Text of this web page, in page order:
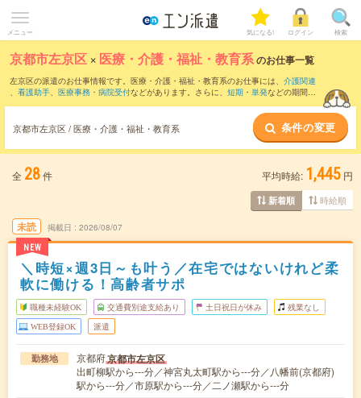
メニュー 気になる! ログイン 検索
京都市左京区 × 医療・介護・福祉・教育系のお仕事一覧
左京区の派遣のお仕事情報です。医療・介護・福祉・教育系のお仕事には、 介護関連
、 看護助手、 医療事務・病院受付などがあります。さらに、 短期 ・ 単発などの期間
京都市左京区 / 医療・介護・福祉・教育系 条件の変更
全 28件 平均時給: 1,445 円
新着順 時給順
未読
NEW
掲載日 2026/08/07
＼時短×週3日～も叶う／在宅ではないけれど柔
軟に働ける！高齢者サポ
職種未経験OK 交通費別途支給あり 土日祝日が休み 残業なし
WEB登録OK 派遣
勤務地 京都府京都市左京区
出町柳駅から---分／神宮丸太町駅から---分／八幡前(京都府)
駅から---分／市原駅から---分／二ノ瀬駅から---分